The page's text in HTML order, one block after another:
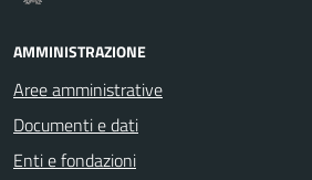
AMMINISTRAZIONE
Aree amministrative
Documenti e dati
Enti e fondazioni